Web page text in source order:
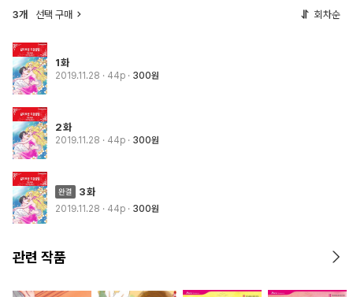
3개 선택 구매 회차순
1화
2019.11.28 · 44p 300원
2화
2019.11.28 · 44p 300원
3화
2019.11.28 · 44p 300원
관련 작품